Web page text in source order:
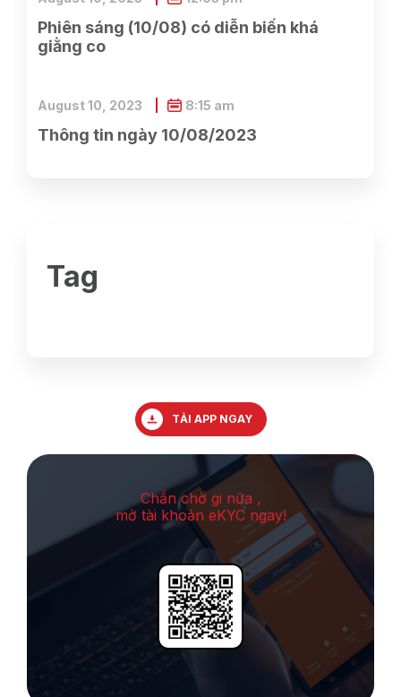
Phiên sáng (10/08) có diễn biến khá
giằng co
Thông tin ngày 10/08/2023
August 10, 2023 8:15 am
Tag
TẢI APP NGAY
Chần chờ gi nữa ,
mở tài khoản eKYC ngay!